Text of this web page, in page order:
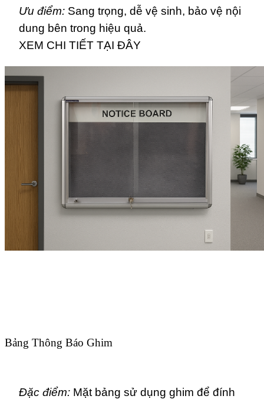
Ưu điểm:Sang trọng, dễ vệ sinh, bảo vệ nội
dung bên trong hiệu quả.
XEM CHI TIẾT TẠI ĐÂY
Bảng Thông Báo Ghim
Đặc điểm:Mặt bảng sử dụng ghim để đính